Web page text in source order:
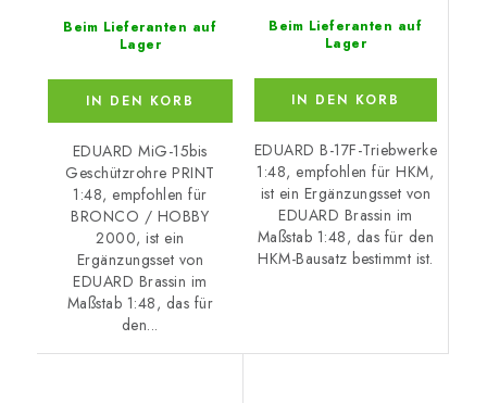
Beim Lieferanten auf
Lager
IN DEN KORB
EDUARD MiG-15bis
Geschützrohre PRINT
1:48, empfohlen für
BRONCO / HOBBY
2000, ist ein
Ergänzungsset von
EDUARD Brassin im
Maßstab 1:48, das für
den...
Beim Lieferanten auf
Lager
IN DEN KORB
EDUARD B-17F-Triebwerke
1:48, empfohlen für HKM,
ist ein Ergänzungsset von
EDUARD Brassin im
Maßstab 1:48, das für den
HKM-Bausatz bestimmt ist.